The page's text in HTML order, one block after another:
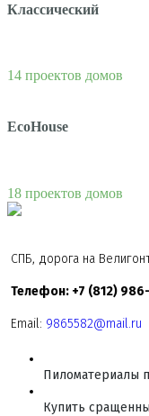
Классический
14 проектов домов
EcoHouse
18 проектов домов
СПБ, дорога на
Телефон: +7 (812)
Email: 9865582@mail.ru
Пиломатериалы
Купить